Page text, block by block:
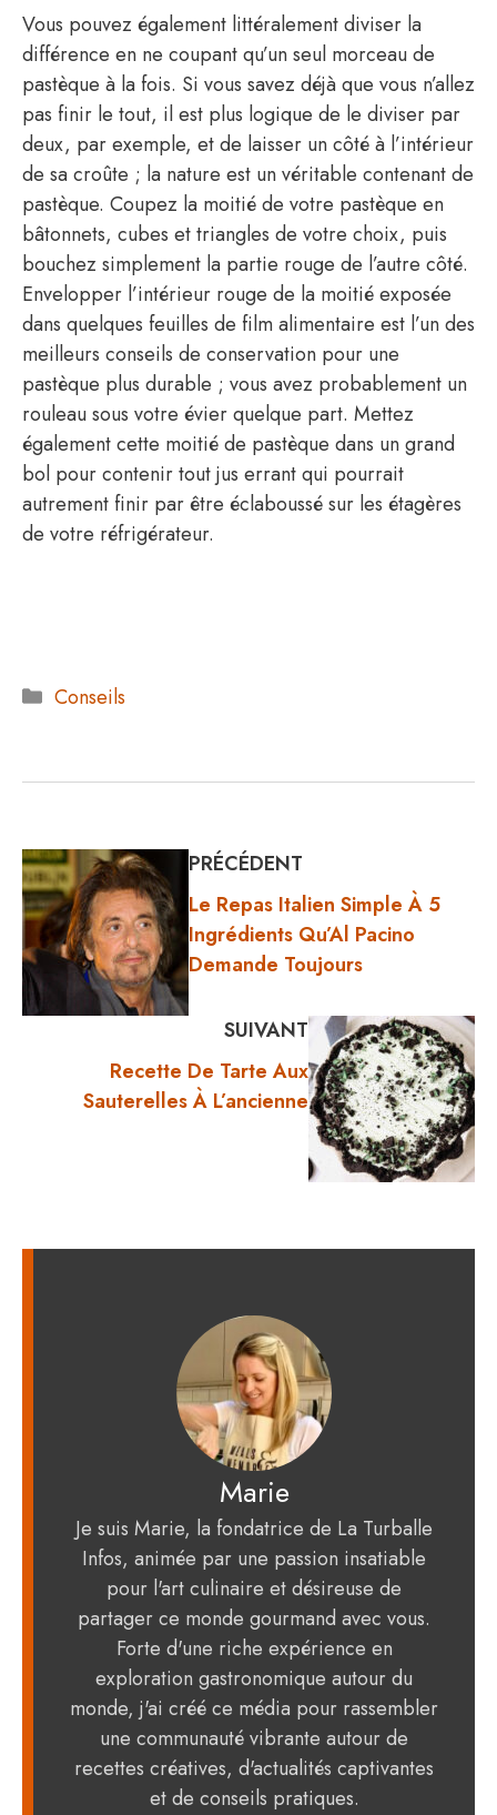
Vous pouvez également littéralement diviser la
différence en ne coupant qu’un seul morceau de
pastèque à la fois. Si vous savez déjà que vous n’allez
pas finir le tout, il est plus logique de le diviser par
deux, par exemple, et de laisser un côté à l’intérieur
de sa croûte ; la nature est un véritable contenant de
pastèque. Coupez la moitié de votre pastèque en
bâtonnets, cubes et triangles de votre choix, puis
bouchez simplement la partie rouge de l’autre côté.
Envelopper l’intérieur rouge de la moitié exposée
dans quelques feuilles de film alimentaire est l’un des
meilleurs conseils de conservation pour une
pastèque plus durable ; vous avez probablement un
rouleau sous votre évier quelque part. Mettez
également cette moitié de pastèque dans un grand
bol pour contenir tout jus errant qui pourrait
autrement finir par être éclaboussé sur les étagères
de votre réfrigérateur.
Catégories
Conseils
PRÉCÉDENT
Le Repas Italien Simple À 5
Ingrédients Qu’Al Pacino
Demande Toujours
SUIVANT
Recette De Tarte Aux
Sauterelles À L’ancienne
Marie
Je suis Marie, la fondatrice de La Turballe
Infos, animée par une passion insatiable
pour l'art culinaire et désireuse de
partager ce monde gourmand avec vous.
Forte d'une riche expérience en
exploration gastronomique autour du
monde, j'ai créé ce média pour rassembler
une communauté vibrante autour de
recettes créatives, d'actualités captivantes
et de conseils pratiques.